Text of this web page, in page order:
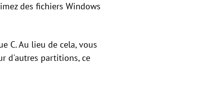
des fichiers Windows
C. Au lieu de cela, vous
d'autres partitions, ce